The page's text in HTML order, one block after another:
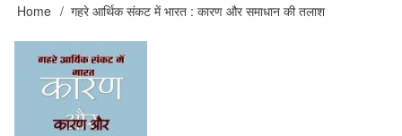
Breadcrumb
Home गहरे आर्थिक संकट में भारत : कारण और समाधान की तलाश